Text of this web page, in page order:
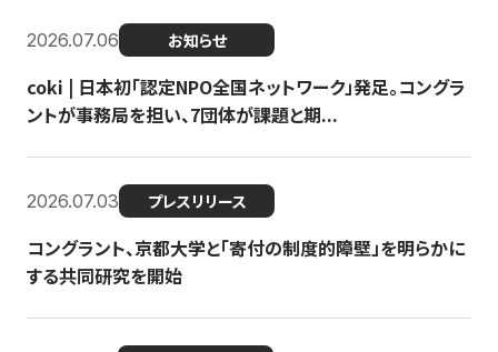
2026.07.06 お知らせ
coki | 日本初「認定NPO全国ネットワーク」発足。コングラ
ントが事務局を担い、7団体が課題と期...
2026.07.03 プレスリリース
コングラント、京都大学と「寄付の制度的障壁」を明らかに
する共同研究を開始